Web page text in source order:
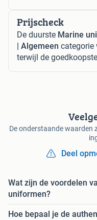
Prijscheck
De duurste Marine
| Algemeen categorie
terwijl de
De onderstaande waarden
Deel
Wat zijn de voordelen
uniformen?
Hoe bepaal je de